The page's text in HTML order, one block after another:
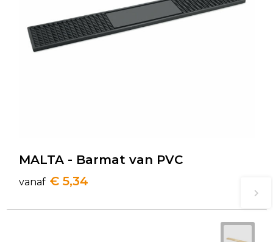
MALTA - Barmat van PVC
vanaf € 5,34